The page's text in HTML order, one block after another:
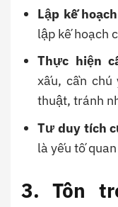
Lập kế hoạch
lập kế hoạch
Thực hiện
xấu, cần
thuật, tránh
Tư duy tích
là yếu tố
3. Tôn